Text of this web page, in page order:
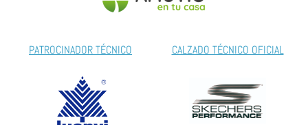
PATROCINADOR TÉCNICO CALZADO TÉCNICO OFICIAL